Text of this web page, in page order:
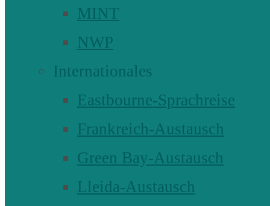
MINT
NWP
Internationales
Eastbourne-Sprachreise
Frankreich-Austausch
Green Bay-Austausch
Lleida-Austausch